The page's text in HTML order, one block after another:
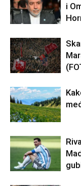
i